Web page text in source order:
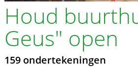
Houd
Geus" open
159 ondertekeningen